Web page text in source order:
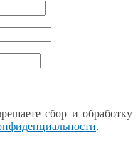
сбор и обработку
.